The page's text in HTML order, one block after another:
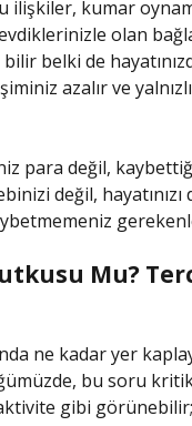
ilişkiler, kumar
olan
belki de
azalır ve
para değil,
değil,
Mu?
ne kadar yer
bu soru
gibi